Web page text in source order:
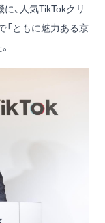
、人気TikTokクリ
「ともに魅力ある京